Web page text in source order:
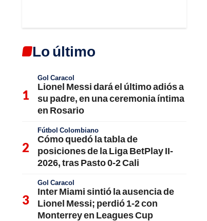
Lo último
Gol Caracol
Lionel Messi dará el último adiós a
su padre, en una ceremonia íntima
en Rosario
Fútbol Colombiano
Cómo quedó la tabla de
posiciones de la Liga BetPlay II-
2026, tras Pasto 0-2 Cali
Gol Caracol
Inter Miami sintió la ausencia de
Lionel Messi; perdió 1-2 con
Monterrey en Leagues Cup